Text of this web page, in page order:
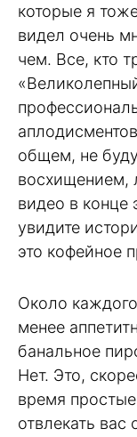
которые я
видел очень
чем. Все, кто
общем, не
восхищением,
видео в конце
увидите
это кофейное
Около
менее
банальное
Нет. Это,
время
отвлекать вас